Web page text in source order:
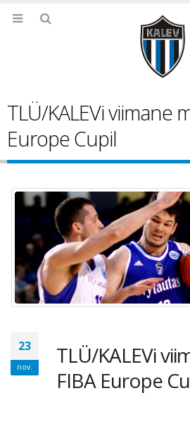
TLÜ/KALEVi viimane
Europe Cupil
23
nov.
TLÜ/KALEVi
FIBA Europe